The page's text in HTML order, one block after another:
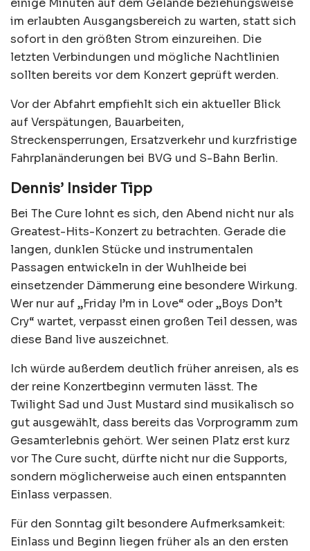
einige Minuten auf dem Gelände beziehungsweise
im erlaubten Ausgangsbereich zu warten, statt sich
sofort in den größten Strom einzureihen. Die
letzten Verbindungen und mögliche Nachtlinien
sollten bereits vor dem Konzert geprüft werden.
Vor der Abfahrt empfiehlt sich ein aktueller Blick
auf Verspätungen, Bauarbeiten,
Streckensperrungen, Ersatzverkehr und kurzfristige
Fahrplanänderungen bei BVG und S-Bahn Berlin.
Dennis’ Insider Tipp
Bei The Cure lohnt es sich, den Abend nicht nur als
Greatest-Hits-Konzert zu betrachten. Gerade die
langen, dunklen Stücke und instrumentalen
Passagen entwickeln in der Wuhlheide bei
einsetzender Dämmerung eine besondere Wirkung.
Wer nur auf „Friday I’m in Love“ oder „Boys Don’t
Cry“ wartet, verpasst einen großen Teil dessen, was
diese Band live auszeichnet.
Ich würde außerdem deutlich früher anreisen, als es
der reine Konzertbeginn vermuten lässt. The
Twilight Sad und Just Mustard sind musikalisch so
gut ausgewählt, dass bereits das Vorprogramm zum
Gesamterlebnis gehört. Wer seinen Platz erst kurz
vor The Cure sucht, dürfte nicht nur die Supports,
sondern möglicherweise auch einen entspannten
Einlass verpassen.
Für den Sonntag gilt besondere Aufmerksamkeit:
Einlass und Beginn liegen früher als an den ersten